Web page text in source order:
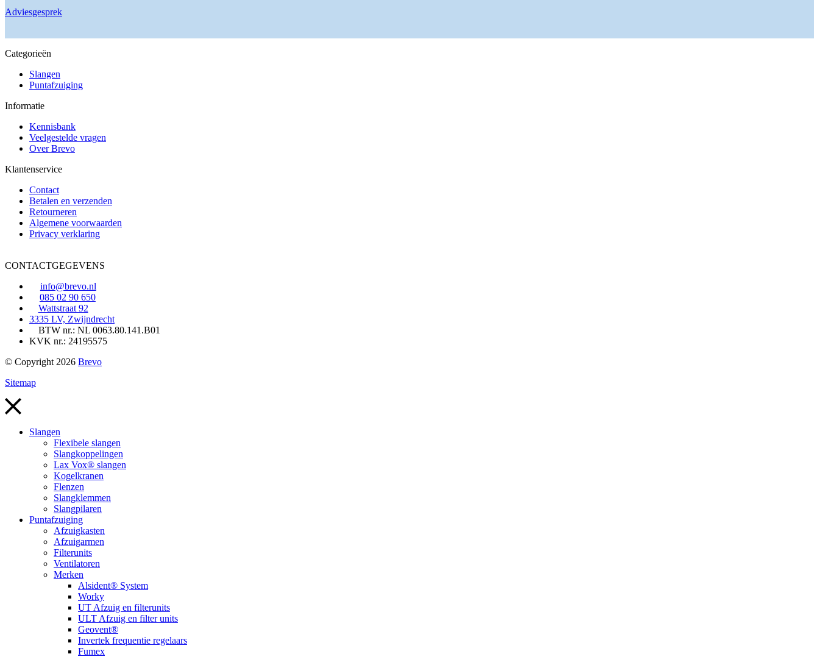
de
Adviesgesprek
Categorieën
Slangen
Puntafzuiging
Informatie
Kennisbank
Veelgestelde vragen
Over Brevo
Klantenservice
Contact
Betalen en verzenden
Retourneren
Algemene voorwaarden
Privacy verklaring
CONTACTGEGEVENS
info@brevo.nl
085 02 90 650
Wattstraat 92
3335 LV, Zwijndrecht
BTW nr.: NL 0063.80.141.B01
KVK nr.: 24195575
© Copyright 2026 Brevo
Sitemap
Slangen
Flexibele slangen
Slangkoppelingen
Lax Vox® slangen
Kogelkranen
Flenzen
Slangklemmen
Slangpilaren
Puntafzuiging
Afzuigkasten
Afzuigarmen
Filterunits
Ventilatoren
Merken
Alsident® System
Worky
UT Afzuig en filterunits
ULT Afzuig en filter units
Geovent®
Invertek frequentie regelaars
Fumex